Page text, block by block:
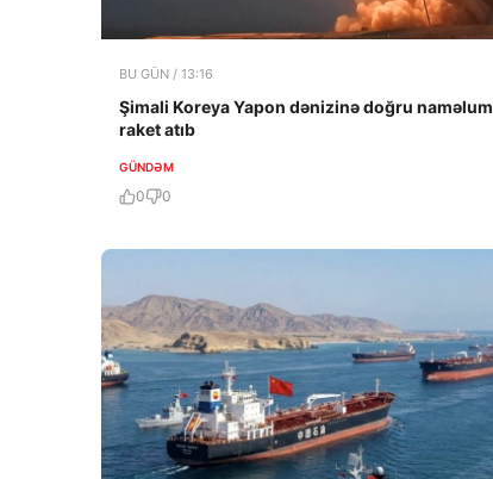
BU GÜN / 13:16
Şimali Koreya Yapon dənizinə doğru naməlum
raket atıb
GÜNDƏM
0 0